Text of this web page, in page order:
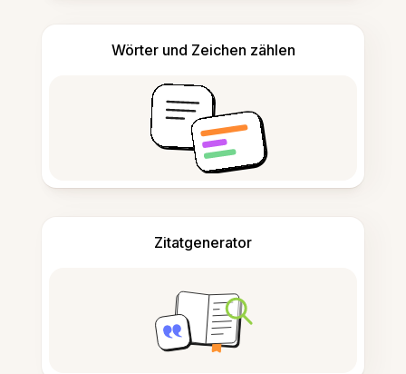
Wörter und Zeichen zählen
Zitatgenerator